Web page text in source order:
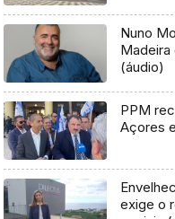
Nuno
Madeira
(áudio)
PPM
Açores
exige o